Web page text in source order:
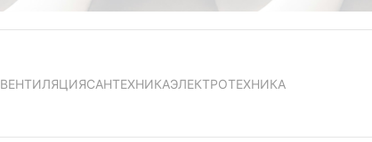
ВЕНТИЛЯЦИЯСАНТЕХНИКАЭЛЕКТРОТЕХНИКА